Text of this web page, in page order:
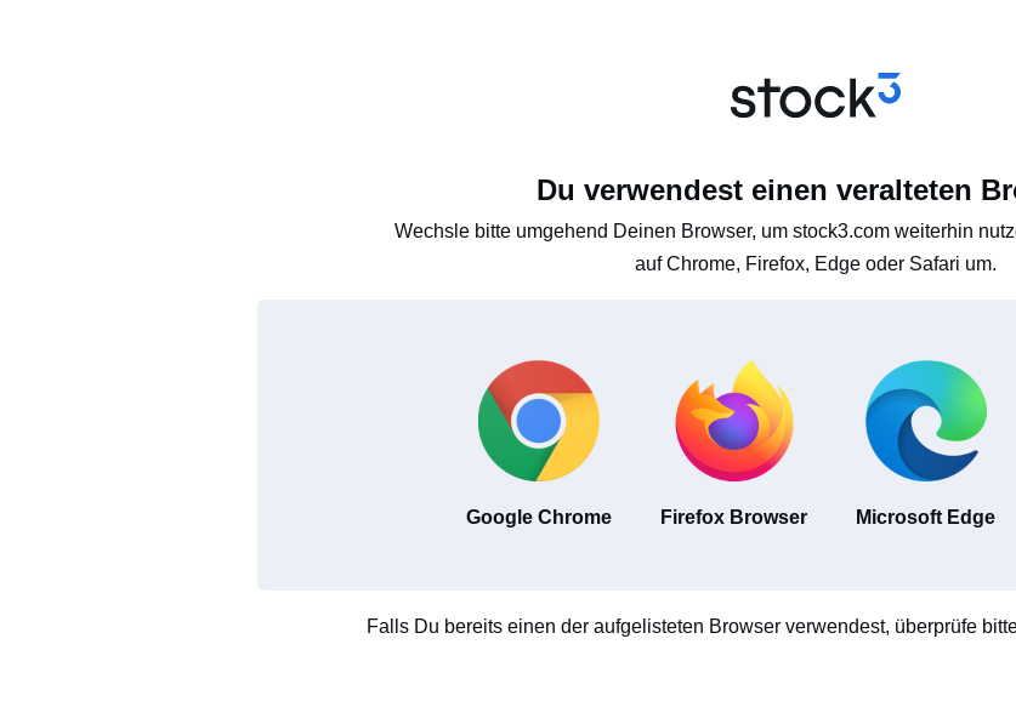
Du verwendest einen veralteten
Wechsle bitte umgehend Deinen Browser, um stock3.com weiterhin
auf Chrome, Firefox, Edge oder Safari um.
Google Chrome Firefox Browser Microsoft Edge
Falls Du bereits einen der aufgelisteten Browser verwendest, überprüfe